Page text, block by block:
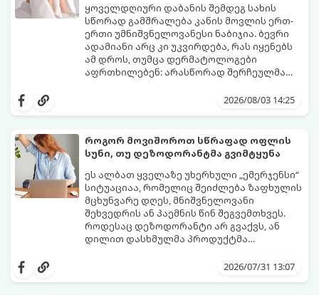
ყოველდღიური დაბანის შემდეგ სახის
სწორად გამშრალება კანის მოვლის ერთ-
ერთი უმნიშვნელოვანესი ნაბიჯია. ბევრი
ადამიანი არც კი უკვირდება, რას იყენებს
ამ დროს, თუმცა დერმატოლოგები
აფრთხილებენ: არასწორად შერჩეულმა
გამონაყარი, კანის გაღიზიანება და
კანის ჯანმრთელობისთვის - ტრადიციული
2026/08/03 14:25
როგორ მოვიშოროთ სწრაფად ოფლის
სუნი, თუ დეზოდორანტმა გვიმტყუნა
ეს ალბათ ყველაზე უხერხული „ემერჯენსი“
სიტუაციაა, რომელიც შეიძლება ზაფხულის
მცხუნვარე დღეს, მნიშვნელოვანი
შეხვედრის ან პაემნის წინ შეგვემთხვეს.
როდესაც დეზოდორანტი არ გვაქვს, ან
დილით დასხმულმა პროდუქტმა
იღლიებში უსიამოვნო სუნი გაჩნდა,
სუნი არ აქვს. სუნს აჩენენ ბაქტერიები,
2026/07/31 13:07